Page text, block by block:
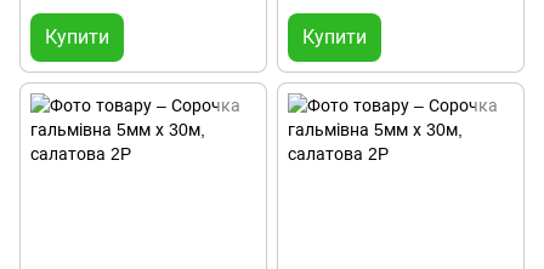
Купити Купити